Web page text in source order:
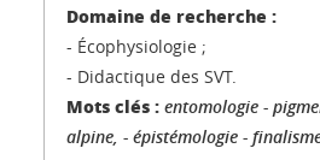
Domaine de recherche :
- Écophysiologie ;
- Didactique des SVT.
Mots clés : entomologie -
alpine, - épistémologie -